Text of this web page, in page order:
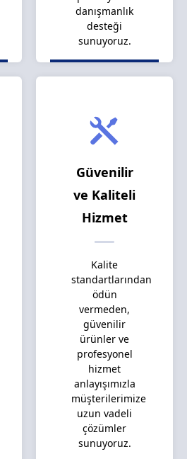
danışmanlık
desteği
sunuyoruz.
Güvenilir
ve Kaliteli
Hizmet
Kalite
standartlarından
ödün
vermeden,
güvenilir
ürünler ve
profesyonel
hizmet
anlayışımızla
müşterilerimize
uzun vadeli
çözümler
sunuyoruz.